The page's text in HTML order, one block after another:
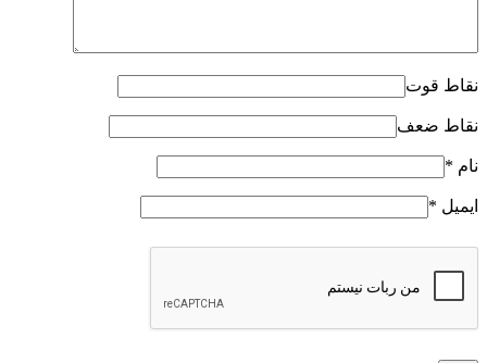
نقاط قوت
نقاط ضعف
نام *
ایمیل *